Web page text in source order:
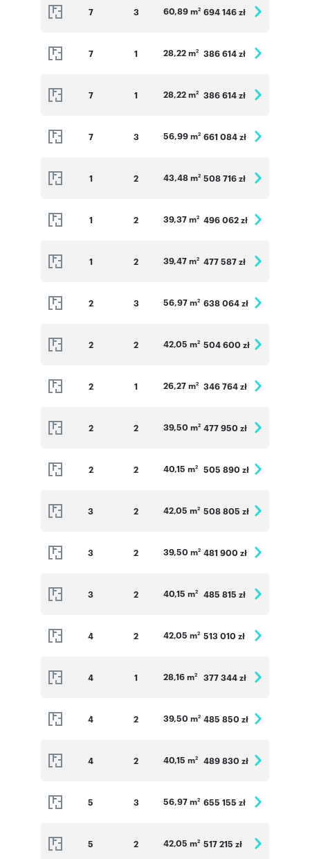
7 3 60,89 m2 694 146 zł
7 1 28,22 m2 386 614 zł
7 1 28,22 m2 386 614 zł
7 3 56,99 m2 661 084 zł
1 2 43,48 m2 508 716 zł
1 2 39,37 m2 496 062 zł
1 2 39,47 m2 477 587 zł
2 3 56,97 m2 638 064 zł
2 2 42,05 m2 504 600 zł
2 1 26,27 m2 346 764 zł
2 2 39,50 m2 477 950 zł
2 2 40,15 m2 505 890 zł
3 2 42,05 m2 508 805 zł
3 2 39,50 m2 481 900 zł
3 2 40,15 m2 485 815 zł
4 2 42,05 m2 513 010 zł
4 1 28,16 m2 377 344 zł
4 2 39,50 m2 485 850 zł
4 2 40,15 m2 489 830 zł
5 3 56,97 m2 655 155 zł
5 2 42,05 m2 517 215 zł